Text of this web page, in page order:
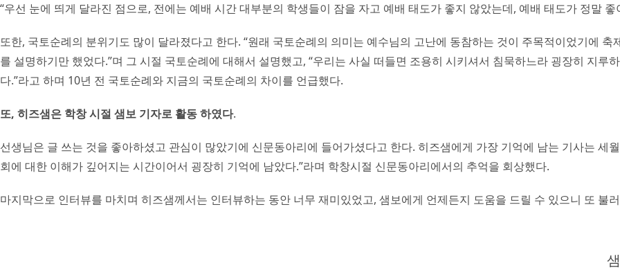
“우선 눈에 띄게 달라진 점으로, 전에는 예배 시간 대부분의 학생들이 잠을 자고 예배 태도가 좋지 않았는데, 예배 태도가 정말
또한, 국토순례의 분위기도 많이 달라졌다고 한다. “원래 국토순례의 의미는 예수님의 고난에 동참하는 것이 주목적이었기에
를 설명하기만 했었다.”며 그 시절 국토순례에 대해서 설명했고, “우리는 사실 떠들면 조용히 시키셔서 침묵하느라 굉장히 지
다.”라고 하며 10년 전 국토순례와 지금의 국토순례의 차이를 언급했다.
또, 히즈샘은 학창 시절 샘보 기자로 활동 하였다.
선생님은 글 쓰는 것을 좋아하셨고 관심이 많았기에 신문동아리에 들어가셨다고 한다. 히즈샘에게 가장 기억에 남는 기사는 세
회에 대한 이해가 깊어지는 시간이어서 굉장히 기억에 남았다.”라며 학창시절 신문동아리에서의 추억을 회상했다.
마지막으로 인터뷰를 마치며 히즈샘께서는 인터뷰하는 동안 너무 재미있었고, 샘보에게 언제든지 도움을 드릴 수 있으니 또 불